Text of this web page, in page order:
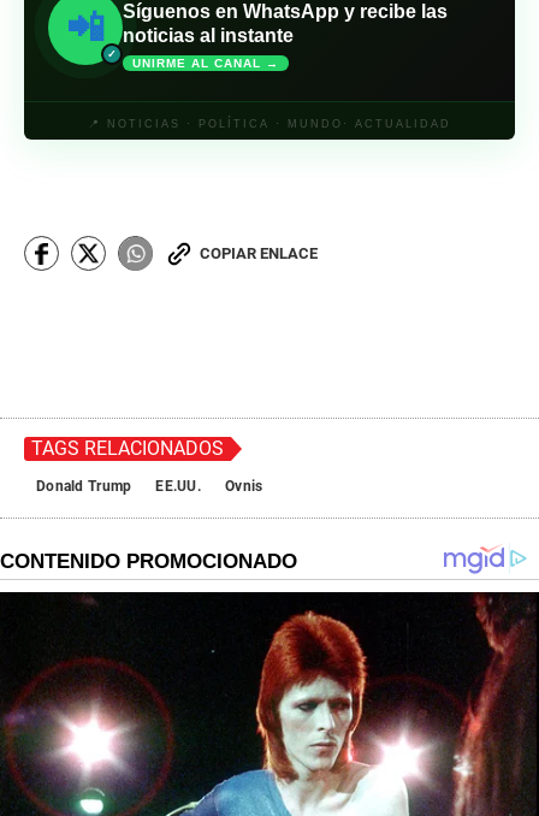
📲
✓
Síguenos en WhatsApp y recibe las
noticias al instante
UNIRME AL CANAL →
📍 NOTICIAS · POLÍTICA · MUNDO· ACTUALIDAD
COPIAR ENLACE
TAGS RELACIONADOS
Donald Trump EE.UU. Ovnis